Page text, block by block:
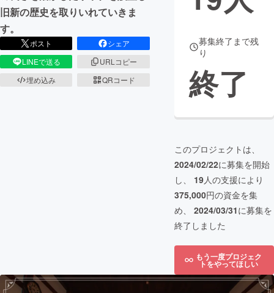
旧新の歴史を取りいれていきま
す。
ポスト
シェア
LINEで送る
URLコピー
埋め込み
QRコード
募集終了まで残
り
終了
このプロジェクトは、
2024/02/22に募集を開始
し、 19人の支援により
375,000円の資金を集
め、 2024/03/31に募集を
終了しました
もう一度プロジェク
トをやってほしい